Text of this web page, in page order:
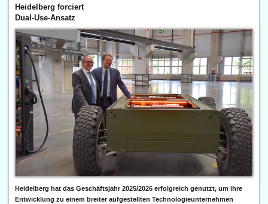
Heidelberg forciert
Dual-Use-Ansatz
Heidelberg hat das Geschäftsjahr 2025/2026 erfolgreich genutzt, um ihre
Entwicklung zu einem breiter aufgestellten Technologieunternehmen